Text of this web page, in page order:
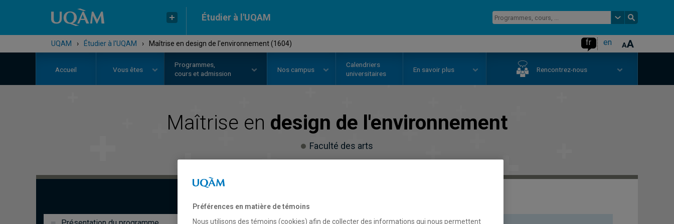
Étudier à l'UQAM
UQAM › Étudier à l'UQAM › Maîtrise en design de l'environnement (1604) fr en
Accueil Vous êtes
Programmes,
cours et admission
Nos campus
Calendriers
universitaires
En savoir plus Rencontrez-nous
Maîtrise en design de l'environnement
Faculté des arts
Préférences en matière de témoins
Nous utilisons des témoins (cookies) afin de collecter des informations qui nous permettent